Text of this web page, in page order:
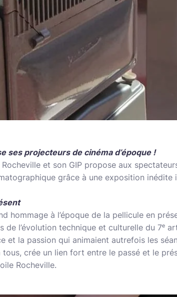
ses projecteurs de cinéma d’époque !
et son GIP propose aux
grâce à une exposition inédite
hommage à l’époque de la pellicule en
de l’évolution technique et culturelle du 7ᵉ
et la passion qui animaient autrefois les
crée un lien fort entre le passé et le
Rocheville.